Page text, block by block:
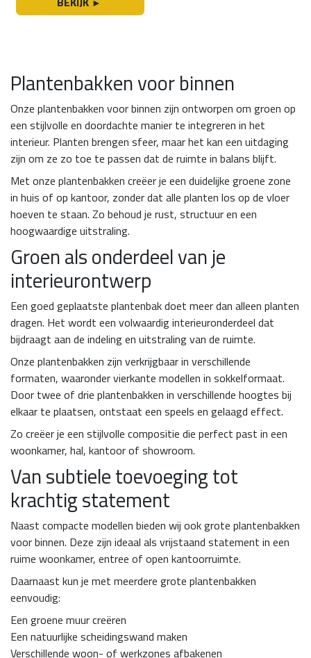
Plantenbakken voor binnen
Onze plantenbakken voor binnen zijn ontworpen om groen op
een stijlvolle en doordachte manier te integreren in het
interieur. Planten brengen sfeer, maar het kan een uitdaging
zijn om ze zo toe te passen dat de ruimte in balans blijft.
Met onze plantenbakken creëer je een duidelijke groene zone
in huis of op kantoor, zonder dat alle planten los op de vloer
hoeven te staan. Zo behoud je rust, structuur en een
hoogwaardige uitstraling.
Groen als onderdeel van je
interieurontwerp
Een goed geplaatste plantenbak doet meer dan alleen planten
dragen. Het wordt een volwaardig interieuronderdeel dat
bijdraagt aan de indeling en uitstraling van de ruimte.
Onze plantenbakken zijn verkrijgbaar in verschillende
formaten, waaronder vierkante modellen in sokkelformaat.
Door twee of drie plantenbakken in verschillende hoogtes bij
elkaar te plaatsen, ontstaat een speels en gelaagd effect.
Zo creëer je een stijlvolle compositie die perfect past in een
woonkamer, hal, kantoor of showroom.
Van subtiele toevoeging tot
krachtig statement
Naast compacte modellen bieden wij ook grote plantenbakken
voor binnen. Deze zijn ideaal als vrijstaand statement in een
ruime woonkamer, entree of open kantoorruimte.
Daarnaast kun je met meerdere grote plantenbakken
eenvoudig:
Een groene muur creëren
Een natuurlijke scheidingswand maken
Verschillende woon- of werkzones afbakenen